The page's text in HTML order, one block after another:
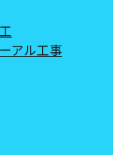
アル工事